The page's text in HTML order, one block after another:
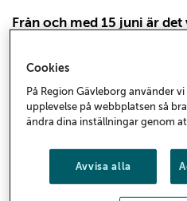
Från och med 15 juni är det
beställa hemtest för
sjukvårdens egna kanaler
provtagningen i egen regi.
För invånarna fungerar
tidigare. Den som vill testa
Cookies
På Region Gävleborg använder
upplevelse på webbplatsen så
ändra dina inställningar genom
Avvisa alla